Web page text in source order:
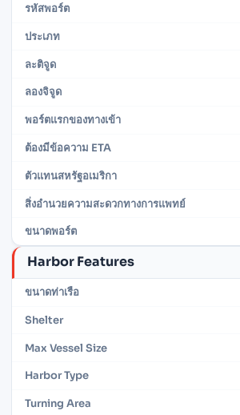
รหัสพอร์ต
ประเภท
ละติจูด
ลองจิจูด
พอร์ตแรกของทางเข้า
ต้องมีข้อความ ETA
ตัวแทนสหรัฐอเมริกา
สิ่งอำนวยความสะดวกทางการแพทย์
ขนาดพอร์ต
Harbor Features
ขนาดท่าเรือ
Shelter
Max Vessel Size
Harbor Type
Turning Area